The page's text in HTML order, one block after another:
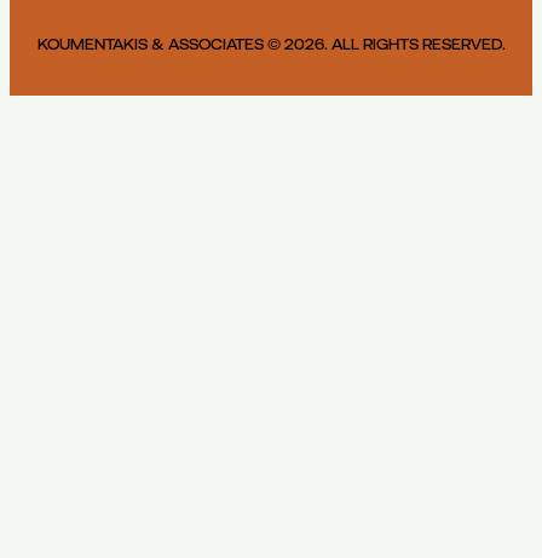
KOUMENTAKIS & ASSOCIATES © 2026. ALL RIGHTS RESERVED.